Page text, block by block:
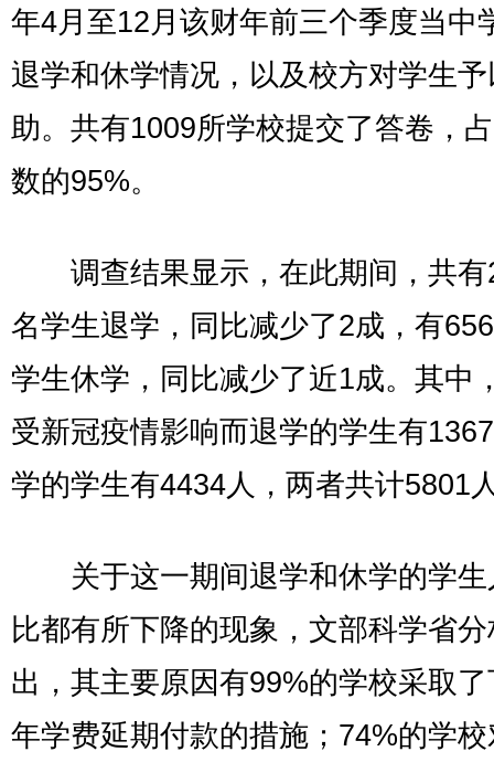
年4月至12月该财年前三个季度当中
退学和休学情况，以及校方对学生
助。共有1009所学校提交了答卷，
数的95%。
调查结果显示，在此期间，共有
名学生退学，同比减少了2成，有
学生休学，同比减少了近1成。其中
受新冠疫情影响而退学的学生有
学的学生有4434人，两者共计5801
关于这一期间退学和休学的学生
比都有所下降的现象，文部科学省
出，其主要原因有99%的学校采取
年学费延期付款的措施；74%的学